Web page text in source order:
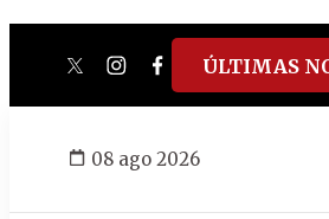
twitterinstagram
facebook
tiktokyoutube
ÚLTIMAS
08 ago 2026